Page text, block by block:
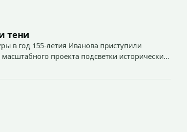
тени
в год 155-летия Иванова приступили
проекта подсветки исторических